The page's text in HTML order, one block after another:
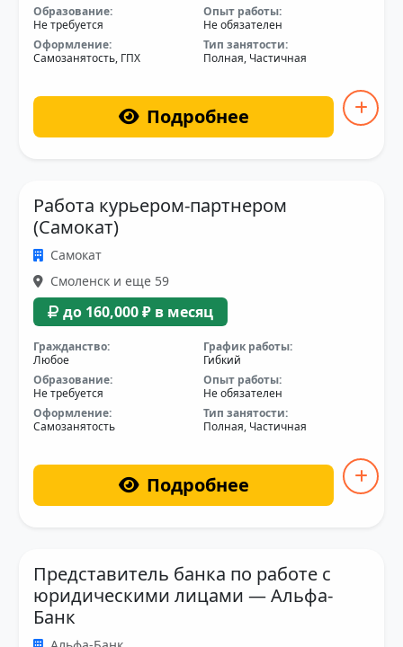
Образование:
Не требуется
Опыт работы:
Не обязателен
Оформление:
Самозанятость, ГПХ
Тип занятости:
Полная, Частичная
Подробнее
Работа курьером-партнером
(Самокат)
Самокат
Смоленск и еще 59
до 160,000 ₽ в месяц
Гражданство:
Любое
График работы:
Гибкий
Образование:
Не требуется
Опыт работы:
Не обязателен
Оформление:
Самозанятость
Тип занятости:
Полная, Частичная
Подробнее
Представитель банка по работе с
юридическими лицами — Альфа-
Банк